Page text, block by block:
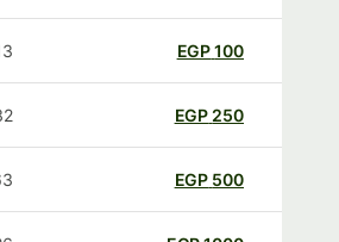
100
EGP
250
EGP
500
EGP